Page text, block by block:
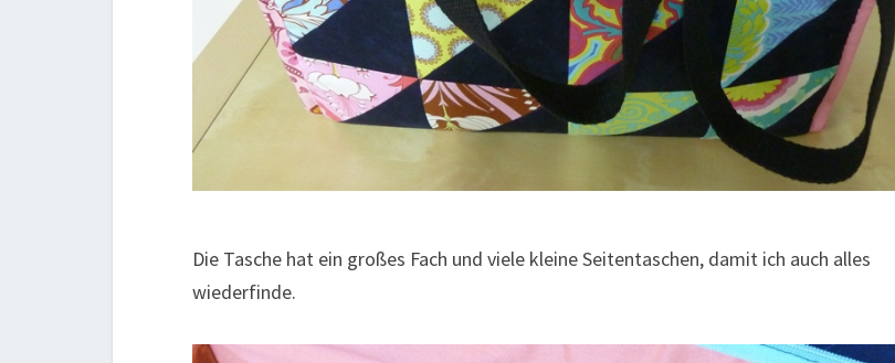
Die Tasche hat ein großes Fach und viele kleine Seitentaschen, damit ich auch alles
wiederfinde.